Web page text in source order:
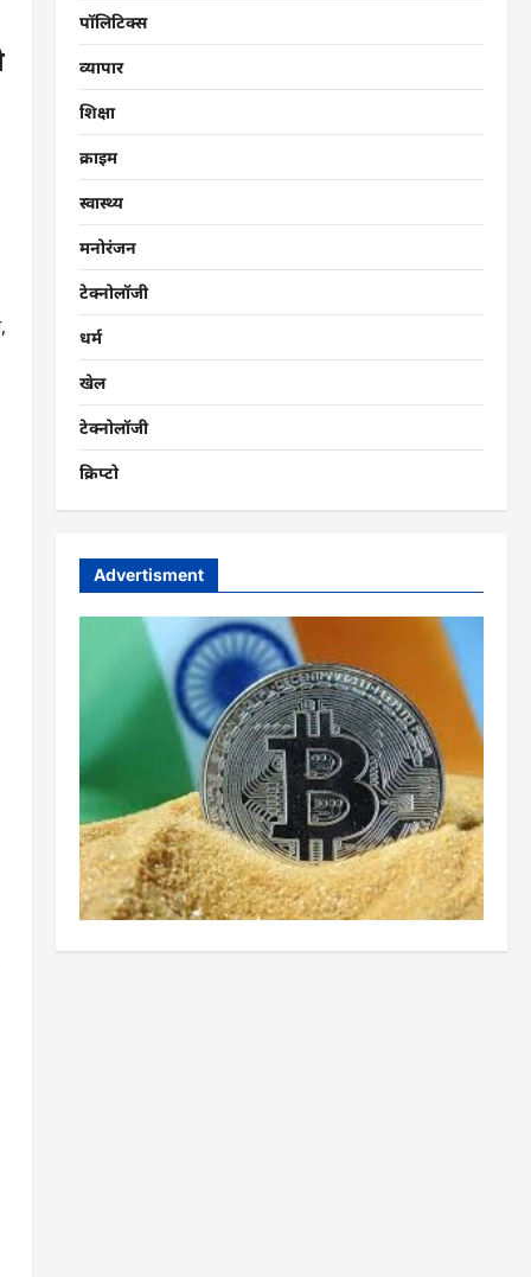
पॉलिटिक्स
व्यापार
शिक्षा
क्राइम
स्वास्थ्य
मनोरंजन
टेक्नोलॉजी
धर्म
खेल
टेक्नोलॉजी
क्रिप्टो
Advertisment